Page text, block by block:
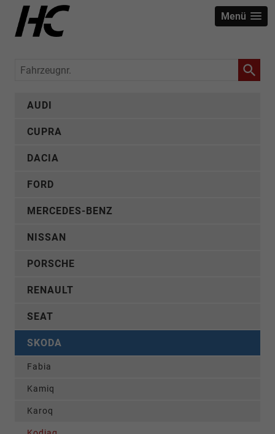
Menü
Fahrzeugnr.
AUDI
CUPRA
DACIA
FORD
MERCEDES-BENZ
NISSAN
PORSCHE
RENAULT
SEAT
SKODA
Fabia
Kamiq
Karoq